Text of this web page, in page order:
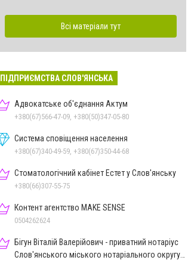
Всі матеріали тут
ПІДПРИЄМСТВА СЛОВ'ЯНСЬКА
Адвокатське об'єднання Актум
+380(67)566-47-09, +380(50)347-05-80
Система сповіщення населення
+380(67)340-49-59, +380(67)350-44-68
Стоматологічний кабінет Естет у Слов'янську
+380(66)307-55-75
Контент агентство MAKE SENSE
0504262624
Бігун Віталій Валерійович - приватний нотаріус
Слов'янського міського нотаріального округу